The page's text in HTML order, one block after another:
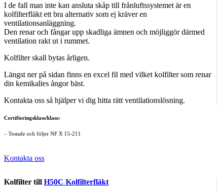
I de fall man inte kan ansluta skåp till frånluftssystemet är en
kolfilterfläkt ett bra alternativ som ej kräver en
ventilationsanläggning.
Den renar och fångar upp skadliga ämnen och möjliggör därmed
ventilation rakt ut i rummet.
Kolfilter skall bytas årligen.
Längst ner på sidan finns en excel fil med vilket kolfilter som renar
din kemikalies ångor bäst.
Kontakta oss så hjälper vi dig hitta rätt ventilationslösning.
Certifieringsklass/klass:
– Testade och följer NF X 15-211
Kontakta oss
Kolfilter till H50C Kolfilterfläkt